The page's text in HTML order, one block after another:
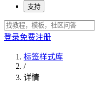
支持
登录免费注册
标签样式库
/
详情